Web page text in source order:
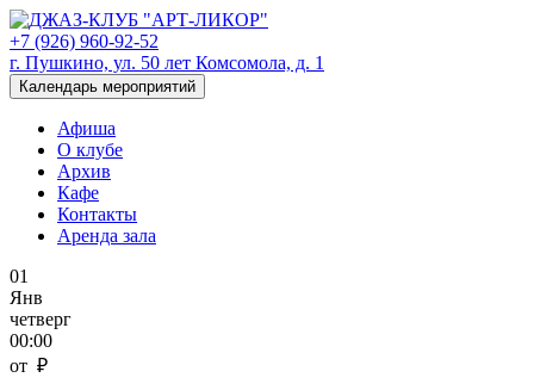
+7 (926) 960-92-52
г. Пушкино, ул. 50 лет Комсомола, д. 1
Календарь мероприятий
Афиша
О клубе
Архив
Кафе
Контакты
Аренда зала
01
Янв
четверг
00:00
от ₽